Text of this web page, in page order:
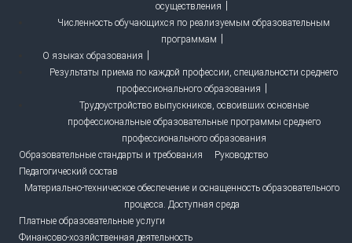
осуществления
Численность обучающихся по реализуемым образовательным
программам
О языках образования
Результаты приема по каждой профессии, специальности среднего
профессионального образования
Трудоустройство выпускников, освоивших основные
профессиональные образовательные программы среднего
профессионального образования
Образовательные стандарты и требования
Руководство
Педагогический состав
Материально-техническое обеспечение и оснащенность образовательного
процесса. Доступная среда
Платные образовательные услуги
Финансово-хозяйственная деятельность